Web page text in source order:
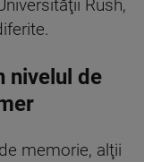
Rush,
nivelul de
memorie, alţii